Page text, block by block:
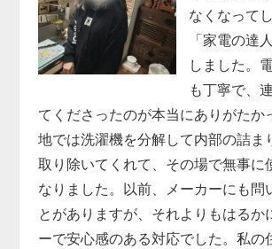
なくなって
「家電の達
しました。
も丁寧で、
てくださったのが本当にありがたか
地では洗濯機を分解して内部の詰ま
取り除いてくれて、その場で無事に
なりました。以前、メーカーにも問
とがありますが、それよりもはるか
ーで安心感のある対応でした。私の